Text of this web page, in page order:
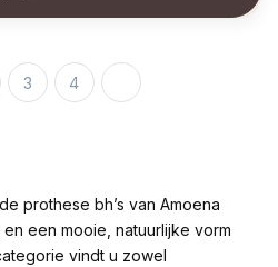
3 4
prothese bh’s van Amoena
een mooie, natuurlijke vorm
vindt u zowel